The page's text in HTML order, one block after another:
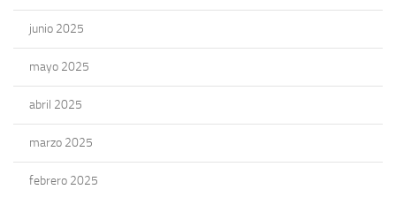
junio 2025
mayo 2025
abril 2025
marzo 2025
febrero 2025